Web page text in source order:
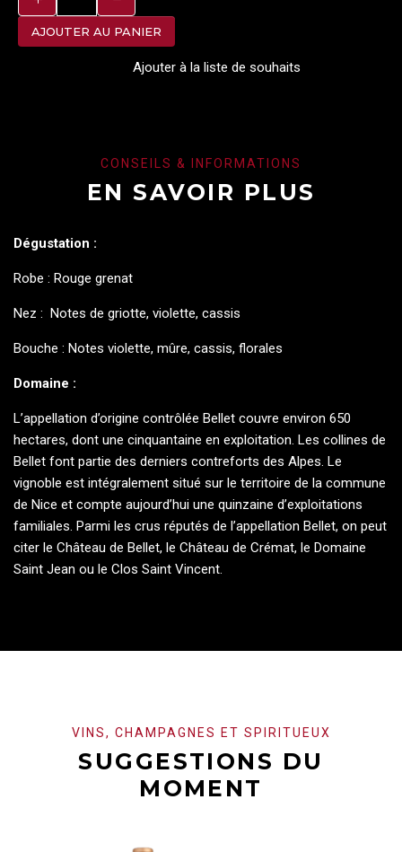
AJOUTER AU PANIER
Ajouter à la liste de souhaits
CONSEILS & INFORMATIONS
EN SAVOIR PLUS
Dégustation :
Robe : Rouge grenat
Nez : Notes de griotte, violette, cassis
Bouche : Notes violette, mûre, cassis, florales
Domaine :
L’appellation d’origine contrôlée Bellet couvre environ 650
hectares, dont une cinquantaine en exploitation. Les collines de
Bellet font partie des derniers contreforts des Alpes. Le
vignoble est intégralement situé sur le territoire de la commune
de Nice et compte aujourd’hui une quinzaine d’exploitations
familiales. Parmi les crus réputés de l’appellation Bellet, on peut
citer le Château de Bellet, le Château de Crémat, le Domaine
Saint Jean ou le Clos Saint Vincent.
VINS, CHAMPAGNES ET SPIRITUEUX
SUGGESTIONS DU
MOMENT